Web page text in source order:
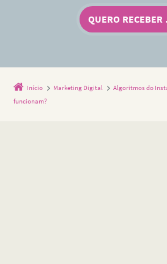
Início Marketing Digital
Algoritmos do
funcionam?